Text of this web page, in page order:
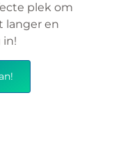
plek om
langer en
in!